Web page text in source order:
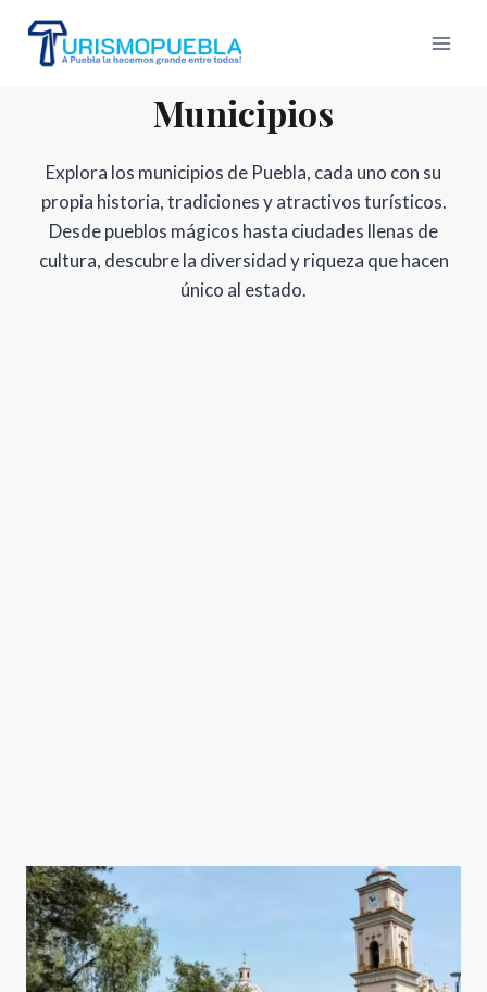
content
Municipios
Explora los municipios de Puebla, cada uno con su
propia historia, tradiciones y atractivos turísticos.
Desde pueblos mágicos hasta ciudades llenas de
cultura, descubre la diversidad y riqueza que hacen
único al estado.